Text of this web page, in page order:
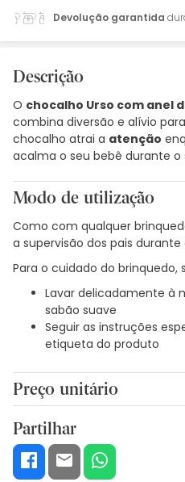
Devolução garantida
Descrição
O chocalho Urso com anel
combina diversão e alívio
chocalho atrai a atenção
acalma o seu bebê durante
Modo de utilização
Como com qualquer
a supervisão dos pais durante
Para o cuidado do brinquedo,
Lavar delicadamente à
sabão suave
Seguir as instruções
etiqueta do produto
Preço unitário
Partilhar